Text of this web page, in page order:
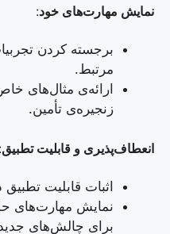
نمایش مهارت‌های خود:
برجسته کردن
مرتبط.
ارائه‌ی مثال‌های
زنجیره‌ی تأمین.
انعطاف‌پذیری و قابلیت تطبیق:
اثبات قابلیت
نمایش مهارت‌های
برای چالش‌های